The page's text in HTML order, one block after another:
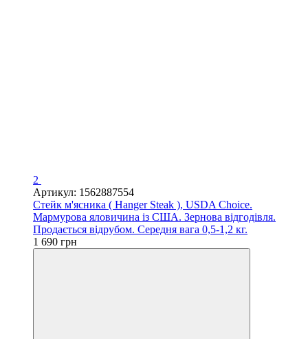
2
Артикул: 1562887554
Стейк м'ясника ( Hanger Steak ), USDA Choice.
Мармурова яловичина із США. Зернова відгодівля.
Продається відрубом. Середня вага 0,5-1,2 кг.
1 690 грн